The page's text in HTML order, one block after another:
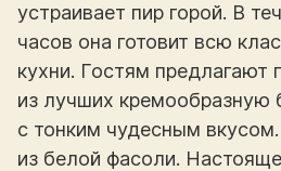
устраивает пир горой. В
часов она готовит всю
кухни. Гостям предлагают
из лучших кремообразную
с тонким чудесным
из белой фасоли.